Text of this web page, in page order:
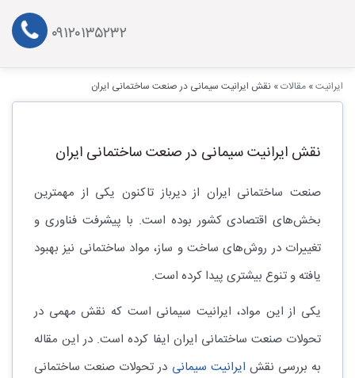
۰۹۱۲۰۱۳۵۲۳۲
ایرانیت» مقالات» نقش ایرانیت سیمانی در صنعت ساختمانی ایران
نقش ایرانیت سیمانی در صنعت ساختمانی ایران
صنعت ساختمانی ایران از دیرباز تاکنون یکی از مهمترین
بخش‌های اقتصادی کشور بوده است. با پیشرفت فناوری و
تغییرات در روش‌های ساخت و ساز، مواد ساختمانی نیز بهبود
یافته و تنوع بیشتری پیدا کرده است.
یکی از این مواد، ایرانیت سیمانی است که نقش مهمی در
تحولات صنعت ساختمانی ایران ایفا کرده است. در این مقاله
به بررسی نقش ایرانیت سیمانی در تحولات صنعت ساختمانی